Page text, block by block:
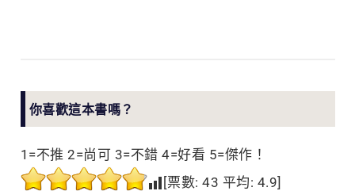
你喜歡這本書嗎？
1=不推 2=尚可 3=不錯 4=好看 5=傑作！
[票數: 43 平均: 4.9]